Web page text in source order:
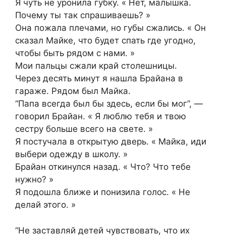
Я чуть не уронила губку. « Нет, малышка.
Почему ты так спрашиваешь? »
Она пожала плечами, но губы сжались. « Он
сказал Майке, что будет спать где угодно,
чтобы быть рядом с нами. »
Мои пальцы сжали край столешницы.
Через десять минут я нашла Брайана в
гараже. Рядом был Майка.
“Папа всегда был бы здесь, если бы мог”, —
говорил Брайан. « Я люблю тебя и твою
сестру больше всего на свете. »
Я постучала в открытую дверь. « Майка, иди
выбери одежду в школу. »
Брайан откинулся назад. « Что? Что тебе
нужно? »
Я подошла ближе и понизила голос. « Не
делай этого. »
“Не заставляй детей чувствовать, что их